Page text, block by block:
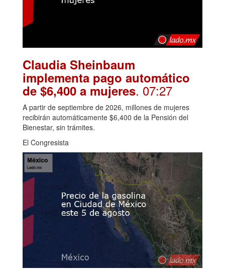
Claudia Sheinbaum
implementa pago automático
de $6,400 a mujeres. 07:27
A partir de septiembre de 2026, millones de mujeres
recibirán automáticamente $6,400 de la Pensión del
Bienestar, sin trámites.
El Congresista